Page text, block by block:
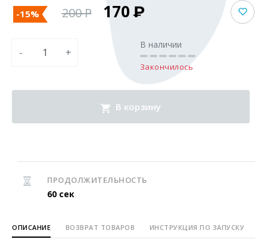
-15% 200 170
- +
В наличии
Закончилось
В корзину
ПРОДОЛЖИТЕЛЬНОСТЬ
60 сек
ОПИСАНИЕ ВОЗВРАТ ТОВАРОВ ИНСТРУКЦИЯ ПО ЗАПУСКУ